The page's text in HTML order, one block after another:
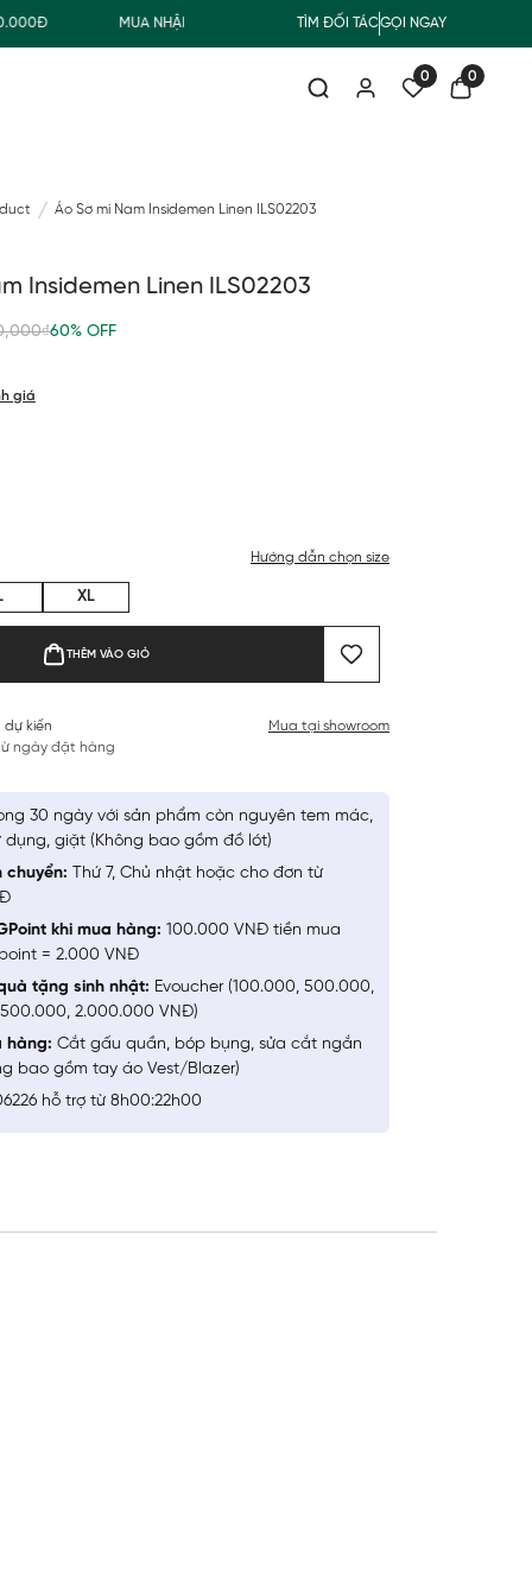
MUA NHẬN QUÀ FREESHIP GIAO THƯỜNG CHO ĐƠN
TÌM ĐỐI TÁCGỌI NGAY
0 0
Áo Sơ mi Nam Insidemen Linen ILS02203
Insidemen Linen ILS02203
60% OFF
giá
Hướng dẫn chọn size
XL
THÊM VÀO GIỎ
dự kiến
ngày đặt hàng
Mua tại showroom
30 ngày với sản phẩm còn nguyên tem mác,
dụng, giặt (Không bao gồm đồ lót)
chuyển: Thứ 7, Chủ nhật hoặc cho đơn từ
khi mua hàng: 100.000 VNĐ tiền mua
= 2.000 VNĐ
tặng sinh nhật: Evoucher (100.000, 500.000,
2.000.000 VNĐ)
hàng: Cắt gấu quần, bóp bụng, sửa cắt ngắn
bao gồm tay áo Vest/Blazer)
hỗ trợ từ 8h00:22h00